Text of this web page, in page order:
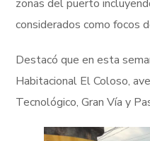
zonas del puerto
considerados como focos
Destacó que en esta
Habitacional El Coloso,
Tecnológico, Gran Vía y